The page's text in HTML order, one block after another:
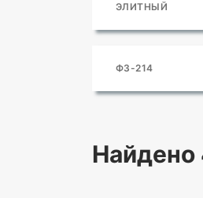
ЭЛИТНЫЙ
ФЗ-214
Найдено